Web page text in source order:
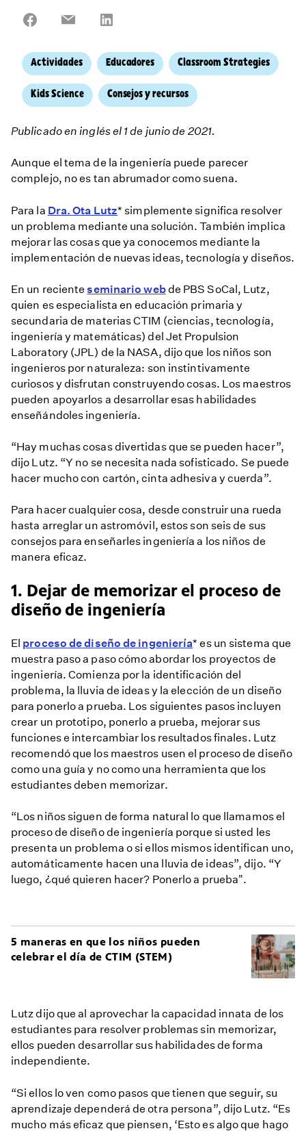
Share
Share
Actividades Educadores Classroom Strategies
Kids Science Consejos y recursos
Publicado en inglés el 1 de junio de 2021.
Aunque el tema de la ingeniería puede parecer
complejo, no es tan abrumador como suena.
Para la Dra. Ota Lutz* simplemente significa resolver
un problema mediante una solución. También implica
mejorar las cosas que ya conocemos mediante la
implementación de nuevas ideas, tecnología y diseños.
En un recienteseminario webde PBS SoCal, Lutz,
quien es especialista en educación primaria y
secundaria de materias CTIM (ciencias, tecnología,
ingeniería y matemáticas) del Jet Propulsion
Laboratory (JPL) de la NASA, dijo que los niños son
ingenieros por naturaleza: son instintivamente
curiosos y disfrutan construyendo cosas. Los maestros
pueden apoyarlos a desarrollar esas habilidades
enseñándoles ingeniería.
“Hay muchas cosas divertidas que se pueden hacer”,
dijo Lutz. “Y no se necesita nada sofisticado. Se puede
hacer mucho con cartón, cinta adhesiva y cuerda”.
Para hacer cualquier cosa, desde construir una rueda
hasta arreglar un astromóvil, estos son seis de sus
consejos para enseñarles ingeniería a los niños de
manera eficaz.
1. Dejar de memorizar el proceso de
diseño de ingeniería
El proceso de diseño de ingeniería* es un sistema que
muestra paso a paso cómo abordar los proyectos de
ingeniería. Comienza por la identificación del
problema, la lluvia de ideas y la elección de un diseño
para ponerlo a prueba. Los siguientes pasos incluyen
crear un prototipo, ponerlo a prueba, mejorar sus
funciones e intercambiar los resultados finales. Lutz
recomendó que los maestros usen el proceso de diseño
como una guía y no como una herramienta que los
estudiantes deben memorizar.
“Los niños siguen de forma natural lo que llamamos el
proceso de diseño de ingeniería porque si usted les
presenta un problema o si ellos mismos identifican uno,
automáticamente hacen una lluvia de ideas”, dijo. “Y
luego, ¿qué quieren hacer? Ponerlo a prueba".
5 maneras en que los niños pueden
celebrar el día de CTIM (STEM)
Lutz dijo que al aprovechar la capacidad innata de los
estudiantes para resolver problemas sin memorizar,
ellos pueden desarrollar sus habilidades de forma
independiente.
“Si ellos lo ven como pasos que tienen que seguir, su
aprendizaje dependerá de otra persona”, dijo Lutz. “Es
mucho más eficaz que piensen, ‘Esto es algo que hago